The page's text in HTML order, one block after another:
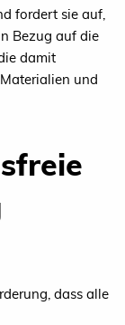
fordert sie auf,
Bezug auf die
damit
und
dass alle